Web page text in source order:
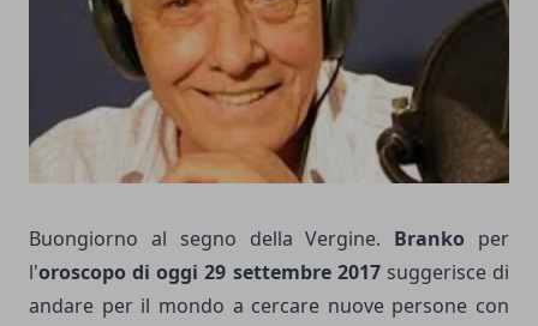
Buongiorno al segno della Vergine. Branko per
l'oroscopo di oggi 29 settembre 2017suggerisce di
andare per il mondo a cercare nuove persone con